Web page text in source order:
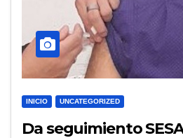
INICIO UNCATEGORIZED
Da seguimiento